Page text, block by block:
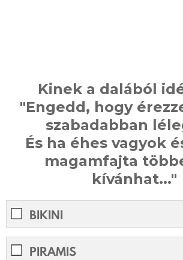
Kinek a dalából
"Engedd, hogy
szabadabban
És ha éhes vagyok
magamfajta
kívánhat..."
BIKINI
PIRAMIS